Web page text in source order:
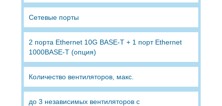
Сетевые порты
2 порта Ethernet 10G BASE-T + 1 порт Ethernet
1000BASE-T (опция)
Количество вентиляторов, макс.
до 3 независимых вентиляторов с